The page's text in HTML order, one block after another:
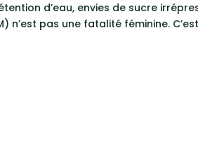
d’eau, envies de sucre
n’est pas une fatalité féminine.